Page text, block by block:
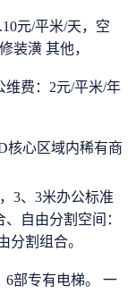
元/平米/天，空
装潢 其他，
维费：2元/平米/年
核心区域内稀有商
3、3米办公标准
自由分割空间：
分割组合。
6部专有电梯。 一